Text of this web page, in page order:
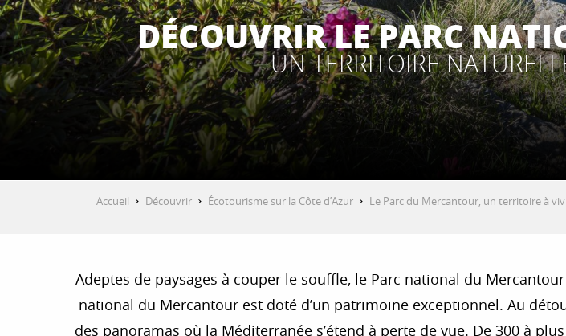
DÉCOUVRIR LE PARC
UN TERRITOIRE
Accueil Découvrir Écotourisme sur la Côte d’Azur Le Parc du Mercantour, un territoire à
Adeptes de paysages à couper le souffle, le Parc national du
national du Mercantour est doté d’un patrimoine exceptionnel. Au
des panoramas où la Méditerranée s’étend à perte de vue. De 300 à